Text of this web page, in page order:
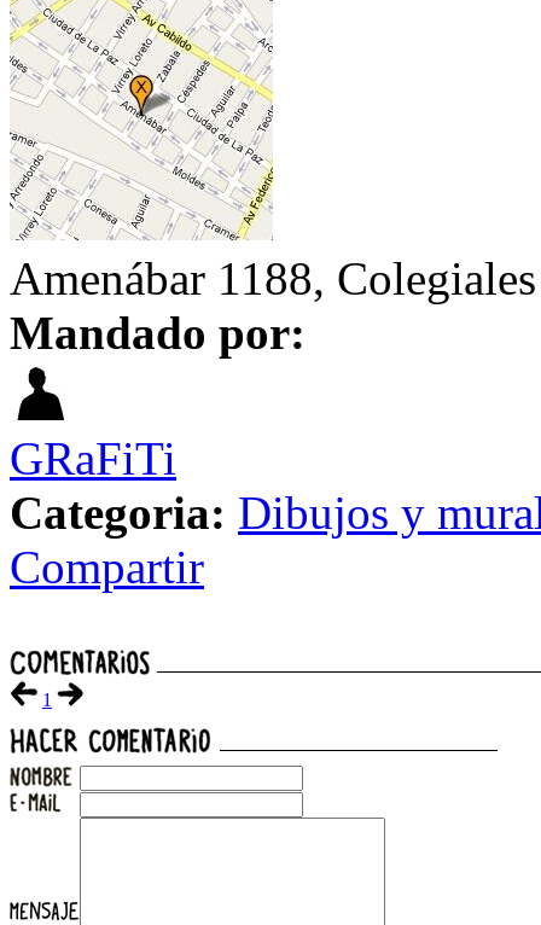
Amenábar 1188, Colegiales
Mandado por:
GRaFiTi
Categoria: Dibujos y
Compartir
1